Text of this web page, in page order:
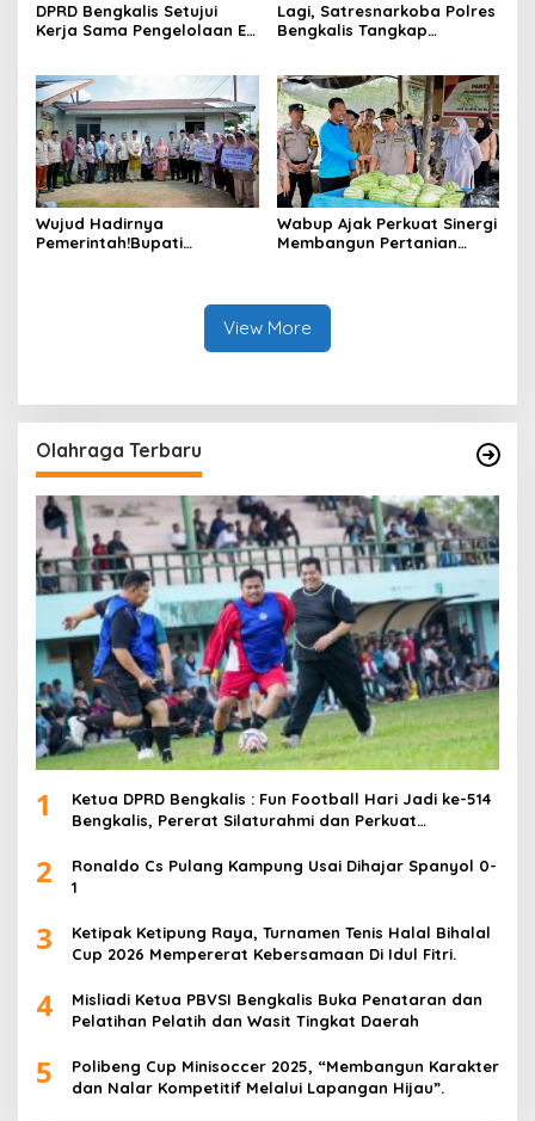
DPRD Bengkalis Setujui
Kerja Sama Pengelolaan E-
Lagi, Satresnarkoba Polres
Bengkalis Tangkap
Wujud Hadirnya
Pemerintah!Bupati
Wabup Ajak Perkuat Sinergi
Membangun Pertanian
View More
Olahraga Terbaru
1
Ketua DPRD Bengkalis : Fun Football Hari Jadi ke-514
Bengkalis, Pererat Silaturahmi dan Perkuat
2
Ronaldo Cs Pulang Kampung Usai Dihajar Spanyol 0-
1
3
Ketipak Ketipung Raya, Turnamen Tenis Halal Bihalal
Cup 2026 Mempererat Kebersamaan Di Idul Fitri.
4
Misliadi Ketua PBVSI Bengkalis Buka Penataran dan
Pelatihan Pelatih dan Wasit Tingkat Daerah
5
Polibeng Cup Minisoccer 2025, “Membangun Karakter
dan Nalar Kompetitif Melalui Lapangan Hijau”.